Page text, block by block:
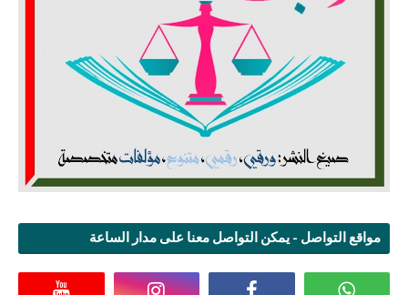
مواقع التواصل - يمكن التواصل معنا على مدار الساعة